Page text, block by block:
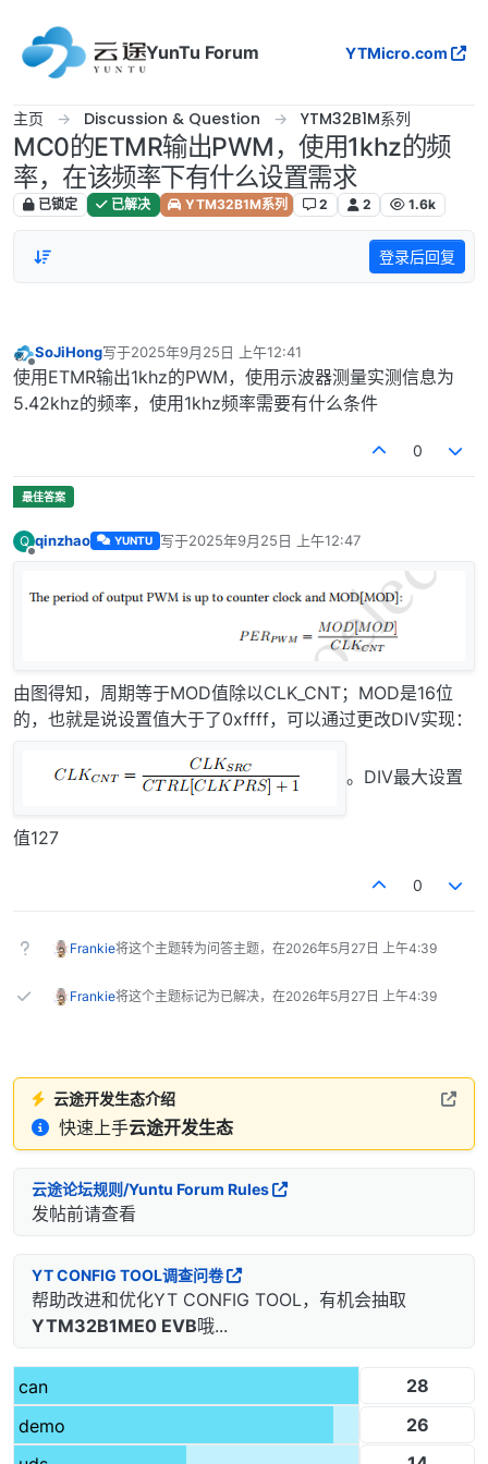
YunTu Forum
YTMicro.com
主页 Discussion & Question YTM32B1M系列
MC0的ETMR输出PWM，使用1khz的频
率，在该频率下有什么设置需求
已锁定 已解决 YTM32B1M系列 2 2 1.6k
登录后回复
离线
SoJiHong写于2025年9月25日 上午12:41
最后由 编辑
使用ETMR输出1khz的PWM，使用示波器测量实测信息为
5.42khz的频率，使用1khz频率需要有什么条件
0
Q qinzhao YUNTU 写于2025年9月25日 上午12:47
最后由 编辑
由图得知，周期等于MOD值除以CLK_CNT；MOD是16位
的，也就是说设置值大于了0xffff，可以通过更改DIV实现：
。DIV最大设置
值127
0
Frankie将这个主题转为问答主题，在2026年5月27日 上午4:39
Frankie将这个主题标记为已解决，在2026年5月27日 上午4:39
云途开发生态介绍
快速上手云途开发生态
云途论坛规则/Yuntu Forum Rules
发帖前请查看
YT CONFIG TOOL调查问卷
帮助改进和优化YT CONFIG TOOL，有机会抽取
YTM32B1ME0 EVB哦...
can
28
demo
26